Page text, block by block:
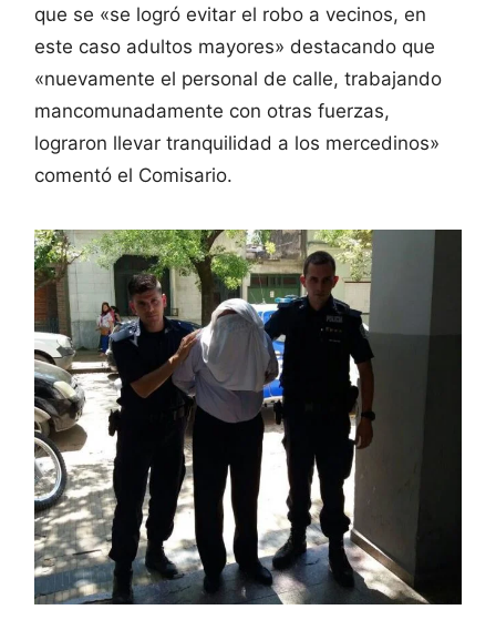
que se «se logró evitar el robo a vecinos, en
este caso adultos mayores» destacando que
«nuevamente el personal de calle, trabajando
mancomunadamente con otras fuerzas,
lograron llevar tranquilidad a los mercedinos»
comentó el Comisario.